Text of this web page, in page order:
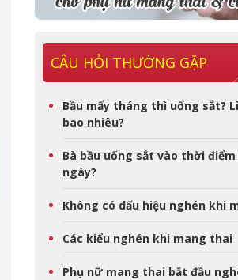
CÂU HỎI THƯỜNG GẶP
Bầu mấy tháng thì uống sắt?
bao nhiêu?
Bà bầu uống sắt vào thời
ngày?
Không có dấu hiệu nghén khi
Các kiểu nghén khi mang thai
Phụ nữ mang thai bắt đầu